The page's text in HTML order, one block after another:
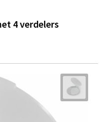
4 verdelers